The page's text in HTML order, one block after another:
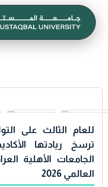
للعام الثالث على
ترسخ ريادتها
العالمي 2026